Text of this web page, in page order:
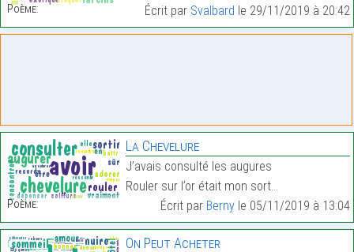
Poème: Écrit par Svalbard le 29/11/2019 à 20:42
Poème:
La Chevelure
J’avais consulté les augures
Rouler sur l’or était mon sort…
Écrit par Bernyle 05/11/2019 à 13:04
On Peut Acheter